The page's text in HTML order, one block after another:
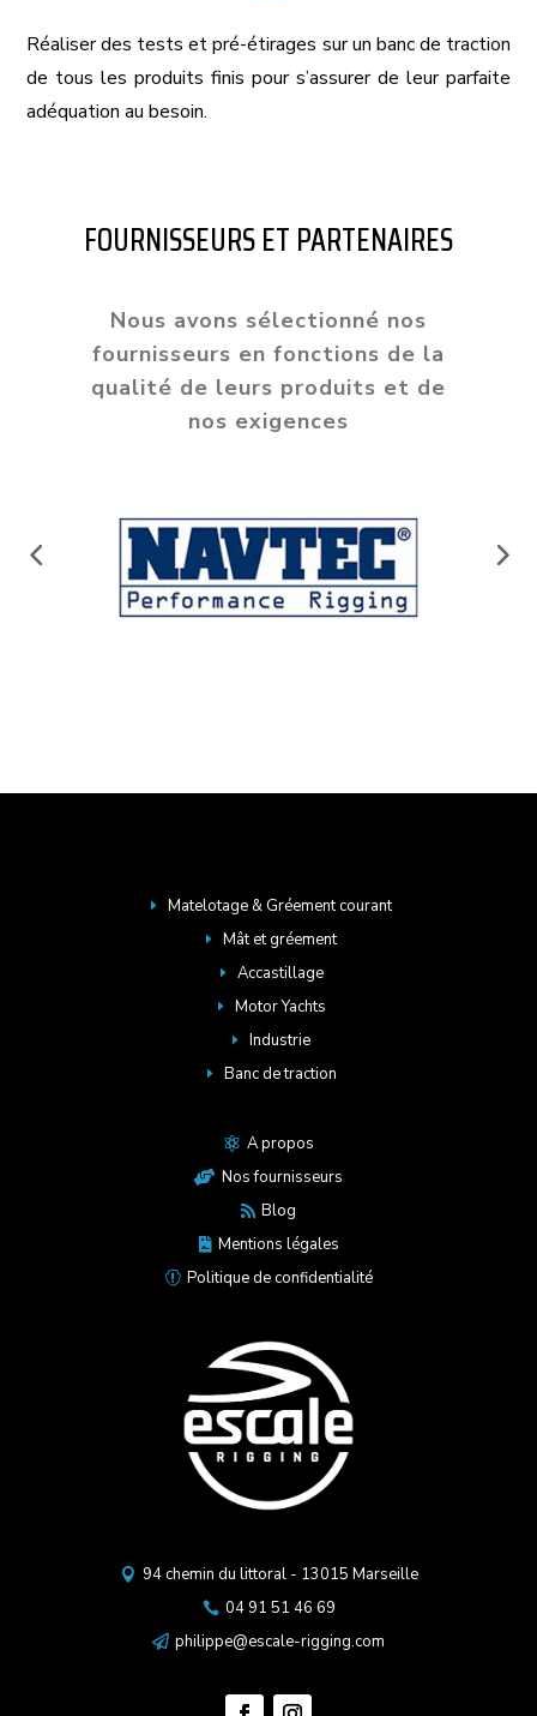
Réaliser des tests et pré-étirages sur un banc de traction
de tous les produits finis pour s’assurer de leur parfaite
adéquation au besoin.
FOURNISSEURS ET PARTENAIRES
Nous avons sélectionné nos
fournisseurs en fonctions de la
qualité de leurs produits et de
nos exigences
E Matelotage & Gréement courant
E Mât et gréement
E Accastillage
E Motor Yachts
E Industrie
E Banc de traction
 A propos
 Nos fournisseurs
 Blog
 Mentions légales
 Politique de confidentialité
 94 chemin du littoral - 13015 Marseille
 04 91 51 46 69
 philippe@escale-rigging.com